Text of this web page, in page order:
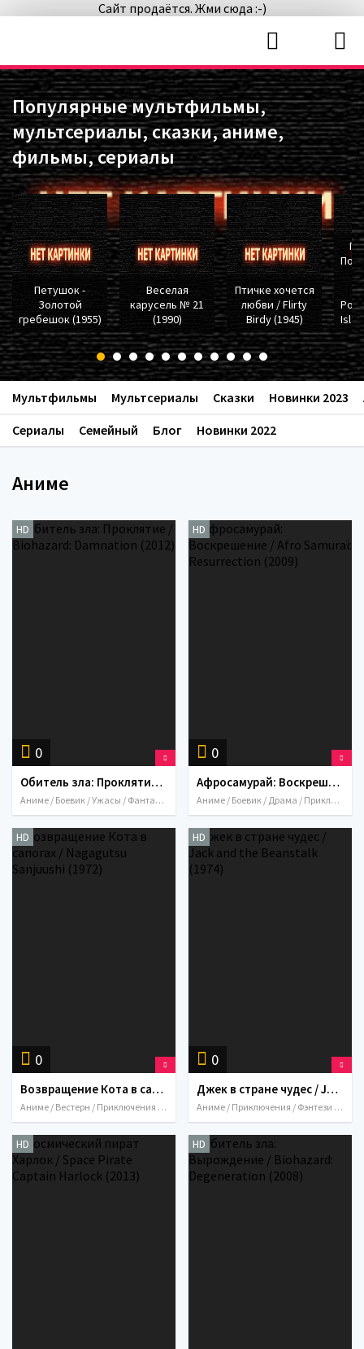
Сайт продаётся. Жми сюда :-)
Аниме
0
HD
Обитель зла: Проклятие / Biohazard: Damnation (2012)
Аниме / Боевик / Ужасы / Фантастика / Япония / 2012
0
HD
Афросамурай: Воскрешение / Afro Samurai: Resurrection (2009)
Аниме / Боевик / Драма / Приключения / Фантастика / Фэнтези / США / Япония / 2009
0
HD
Возвращение Кота в сапогах / Nagagutsu Sanjuushi (1972)
Аниме / Вестерн / Приключения / Фэнтези / Япония / 1972
0
HD
Джек в стране чудес / Jack and the Beanstalk (1974)
Аниме / Приключения / Фэнтези / Япония / 1974
HD HD
Мультфильмы Мультсериалы Сказки Новинки 2023
Сериалы
Семейный Блог Новинки 2022
Популярные мультфильмы,
мультсериалы, сказки, аниме,
фильмы, сериалы
Петушок -
Золотой
гребешок (1955)
Веселая
карусель № 21
(1990)
Птичке хочется
любви / Flirty
Birdy (1945)